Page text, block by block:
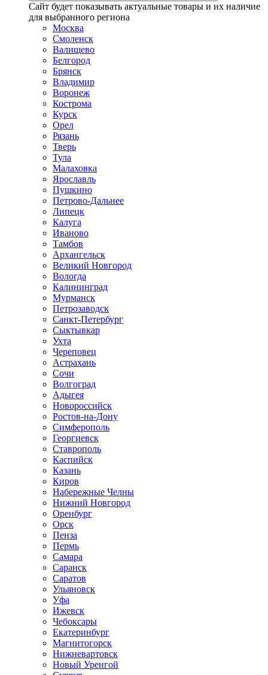
Сайт будет показывать актуальные товары и их наличие
для выбранного региона
Москва
Смоленск
Валищево
Белгород
Брянск
Владимир
Воронеж
Кострома
Курск
Орел
Рязань
Тверь
Тула
Малаховка
Ярославль
Пушкино
Петрово-Дальнее
Липецк
Калуга
Иваново
Тамбов
Архангельск
Великий Новгород
Вологда
Калининград
Мурманск
Петрозаводск
Санкт-Петербург
Сыктывкар
Ухта
Череповец
Астрахань
Сочи
Волгоград
Адыгея
Новороссийск
Ростов-на-Дону
Симферополь
Георгиевск
Ставрополь
Каспийск
Казань
Киров
Набережные Челны
Нижний Новгород
Оренбург
Орск
Пенза
Пермь
Самара
Саранск
Саратов
Ульяновск
Уфа
Ижевск
Чебоксары
Екатеринбург
Магнитогорск
Нижневартовск
Новый Уренгой